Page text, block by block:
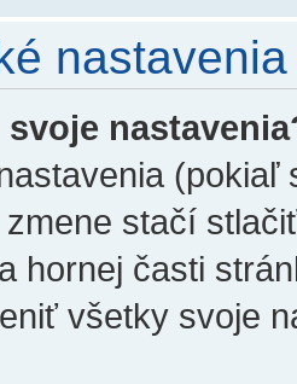
nastavenia
zmene stačí
hornej časti
všetky svoje